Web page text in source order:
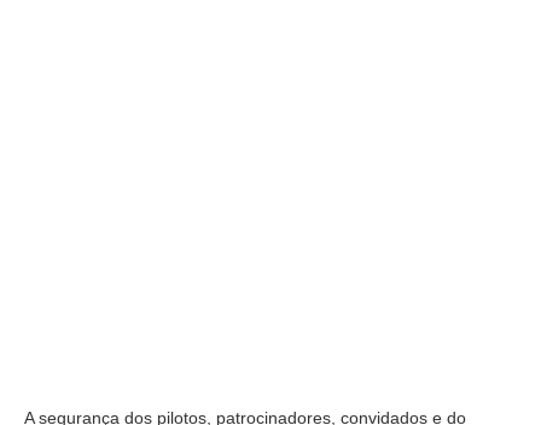
A segurança dos pilotos, patrocinadores, convidados e do